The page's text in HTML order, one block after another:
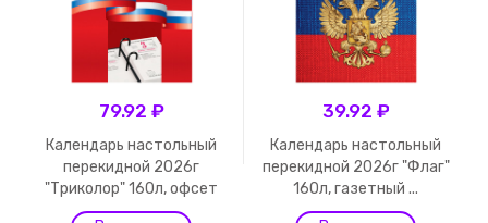
79.92 ₽
Календарь настольный
перекидной 2026г
"Триколор" 160л, офсет
39.92 ₽
Календарь настольный
перекидной 2026г "Флаг"
160л, газетный ...